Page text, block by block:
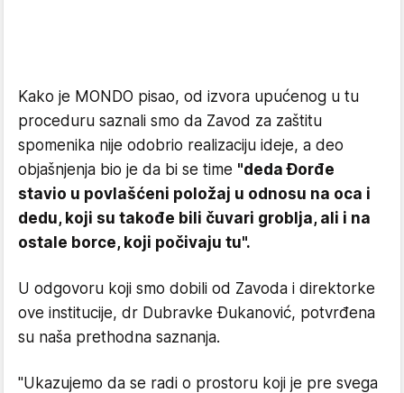
Kako je MONDO pisao, od izvora upućenog u tu
proceduru saznali smo da Zavod za zaštitu
spomenika nije odobrio realizaciju ideje, a deo
objašnjenja bio je da bi se time "deda Đorđe
stavio u povlašćeni položaj u odnosu na oca i
dedu, koji su takođe bili čuvari groblja, ali i na
ostale borce, koji počivaju tu".
U odgovoru koji smo dobili od Zavoda i direktorke
ove institucije, dr Dubravke Đukanović, potvrđena
su naša prethodna saznanja.
"Ukazujemo da se radi o prostoru koji je pre svega